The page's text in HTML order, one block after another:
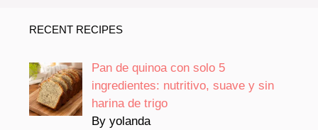
RECENT RECIPES
Pan de quinoa con solo 5
ingredientes: nutritivo, suave y sin
harina de trigo
By yolanda